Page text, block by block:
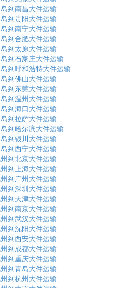
到南昌大件运输
到贵阳大件运输
到南宁大件运输
到合肥大件运输
到太原大件运输
到石家庄大件运输
到呼和浩特大件运输
到佛山大件运输
到东莞大件运输
到温州大件运输
到海口大件运输
到拉萨大件运输
到哈尔滨大件运输
到银川大件运输
到西宁大件运输
到北京大件运输
到上海大件运输
到广州大件运输
到深圳大件运输
到天津大件运输
到南京大件运输
到武汉大件运输
到沈阳大件运输
到西安大件运输
到成都大件运输
到重庆大件运输
到青岛大件运输
到杭州大件运输